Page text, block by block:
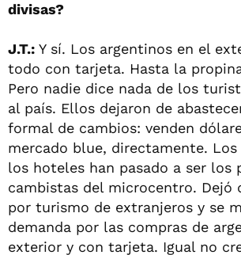
divisas?
J.T.: Y sí. Los argentinos en el
todo con tarjeta. Hasta la
Pero nadie dice nada de los
al país. Ellos dejaron de
formal de cambios: venden
mercado blue, directamente. Los
los hoteles han pasado a ser los
cambistas del microcentro. Dejó
por turismo de extranjeros y se
demanda por las compras de
exterior y con tarjeta. Igual no